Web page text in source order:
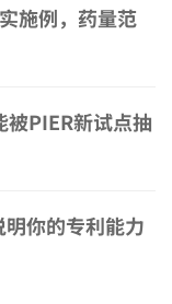
施例，药量范
PIER新试点抽
你的专利能力